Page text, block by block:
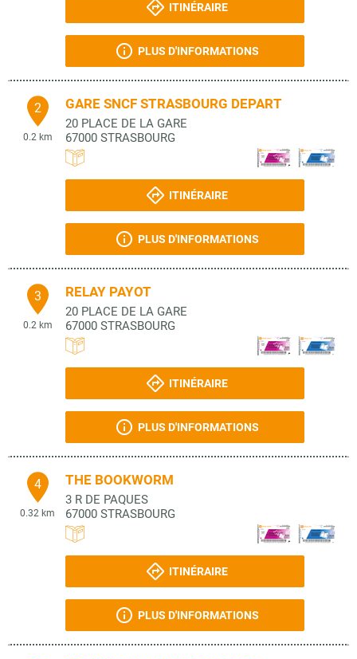
ITINÉRAIRE
PLUS D'INFORMATIONS
2
0.2 km
GARE SNCF STRASBOURG DEPART
20 PLACE DE LA GARE
67000 STRASBOURG
ITINÉRAIRE
PLUS D'INFORMATIONS
3
0.2 km
RELAY PAYOT
20 PLACE DE LA GARE
67000 STRASBOURG
ITINÉRAIRE
PLUS D'INFORMATIONS
4
0.32 km
THE BOOKWORM
3 R DE PAQUES
67000 STRASBOURG
ITINÉRAIRE
PLUS D'INFORMATIONS